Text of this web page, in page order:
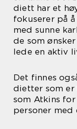
diett har et
fokuserer på
med sunne
de som
lede en aktiv
Det finnes
dietter som er
som Atkins
personer med